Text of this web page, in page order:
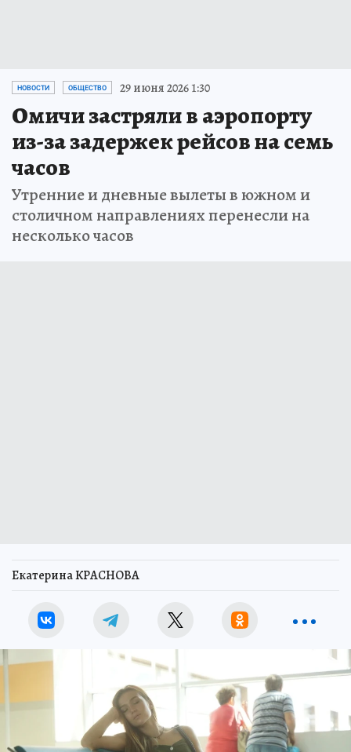
НОВОСТИ ОБЩЕСТВО 29 июня 2026 1:30
Омичи застряли в аэропорту
из-за задержек рейсов на семь
часов
Утренние и дневные вылеты в южном и
столичном направлениях перенесли на
несколько часов
Екатерина КРАСНОВА